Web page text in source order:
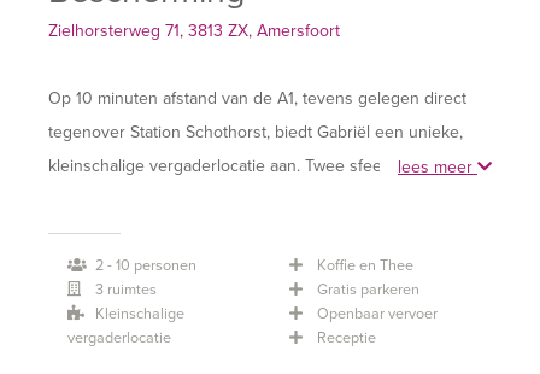
Zielhorsterweg 71, 3813 ZX, Amersfoort
Op 10 minuten afstand van de A1, tevens gelegen direct
tegenover Station Schothorst, biedt Gabriël een unieke,
kleinschalige vergaderlocatie aan. Twee sfeervolle
worden. De gezellige Gabriël koffiecorner is vrij
toegankelijk en kan ook functioneren als wachtruimte.
lees meer
2 - 10 personen
3 ruimtes
Kleinschalige
vergaderlocatie
Koffie en Thee
Gratis parkeren
Openbaar vervoer
Receptie